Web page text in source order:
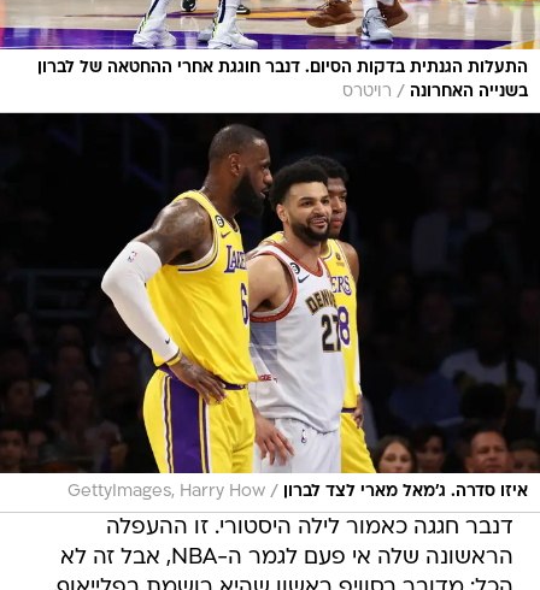
התעלות הגנתית בדקות הסיום. דנבר חוגגת אחרי ההחטאה של לברון
בשנייה האחרונה / רויטרס
איזו סדרה. ג'מאל מארי לצד לברון /
GettyImages, Harry How
דנבר חגגה כאמור לילה היסטורי. זו ההעפלה
הראשונה שלה אי פעם לגמר ה-NBA, אבל זה לא